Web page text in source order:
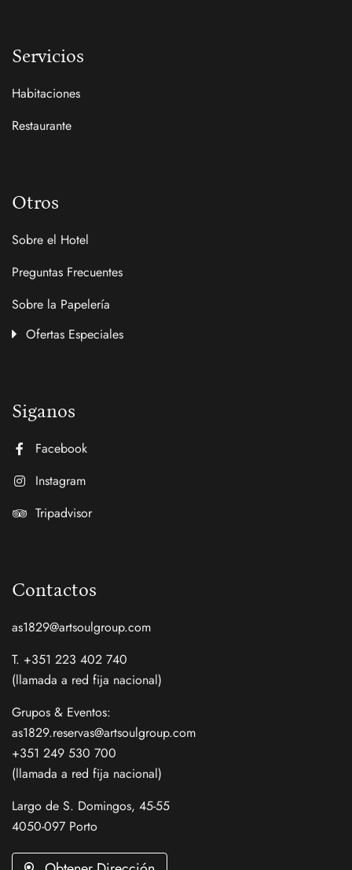
Servicios
Habitaciones
Restaurante
Otros
Sobre el Hotel
Preguntas Frecuentes
Sobre la Papelería
Ofertas Especiales
Siganos
Facebook
Instagram
Tripadvisor
Contactos
as1829@artsoulgroup.com
T. +351 223 402 740
(llamada a red fija nacional)
Grupos & Eventos:
as1829.reservas@artsoulgroup.com
+351 249 530 700
(llamada a red fija nacional)
Largo de S. Domingos, 45-55
4050-097 Porto